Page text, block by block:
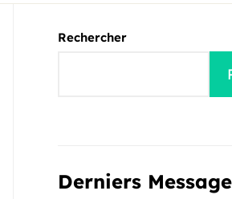
Rechercher
Derniers